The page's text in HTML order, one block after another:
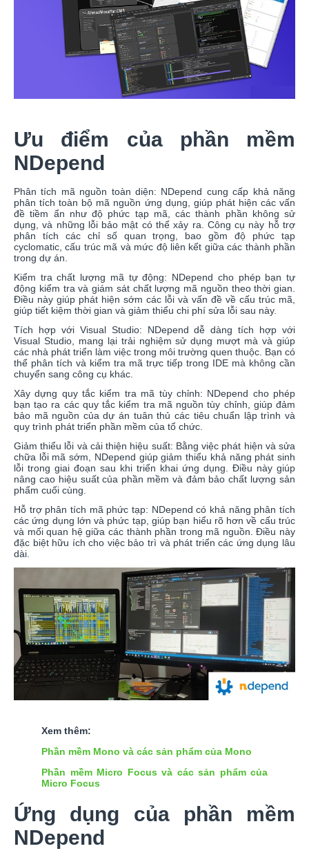
Ưu điểm của phần mềm
NDepend
Phân tích mã nguồn toàn diện: NDepend cung cấp khả năng
phân tích toàn bộ mã nguồn ứng dụng, giúp phát hiện các vấn
đề tiềm ẩn như độ phức tạp mã, các thành phần không sử
dụng, và những lỗi bảo mật có thể xảy ra. Công cụ này hỗ trợ
phân tích các chỉ số quan trọng, bao gồm độ phức tạp
cyclomatic, cấu trúc mã và mức độ liên kết giữa các thành phần
trong dự án.
Kiểm tra chất lượng mã tự động: NDepend cho phép bạn tự
động kiểm tra và giám sát chất lượng mã nguồn theo thời gian.
Điều này giúp phát hiện sớm các lỗi và vấn đề về cấu trúc mã,
giúp tiết kiệm thời gian và giảm thiểu chi phí sửa lỗi sau này.
Tích hợp với Visual Studio: NDepend dễ dàng tích hợp với
Visual Studio, mang lại trải nghiệm sử dụng mượt mà và giúp
các nhà phát triển làm việc trong môi trường quen thuộc. Bạn có
thể phân tích và kiểm tra mã trực tiếp trong IDE mà không cần
chuyển sang công cụ khác.
Xây dựng quy tắc kiểm tra mã tùy chỉnh: NDepend cho phép
bạn tạo ra các quy tắc kiểm tra mã nguồn tùy chỉnh, giúp đảm
bảo mã nguồn của dự án tuân thủ các tiêu chuẩn lập trình và
quy trình phát triển phần mềm của tổ chức.
Giảm thiểu lỗi và cải thiện hiệu suất: Bằng việc phát hiện và sửa
chữa lỗi mã sớm, NDepend giúp giảm thiểu khả năng phát sinh
lỗi trong giai đoạn sau khi triển khai ứng dụng. Điều này giúp
nâng cao hiệu suất của phần mềm và đảm bảo chất lượng sản
phẩm cuối cùng.
Hỗ trợ phân tích mã phức tạp: NDepend có khả năng phân tích
các ứng dụng lớn và phức tạp, giúp bạn hiểu rõ hơn về cấu trúc
và mối quan hệ giữa các thành phần trong mã nguồn. Điều này
đặc biệt hữu ích cho việc bảo trì và phát triển các ứng dụng lâu
dài.
Xem thêm:
Phần mềm Mono và các sản phẩm của Mono
Phần mềm Micro Focus và các sản phẩm của
Micro Focus
Ứng dụng của phần mềm
NDepend